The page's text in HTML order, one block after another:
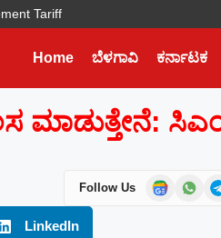
Tariff
Home ಬೆಳಗಾವಿ ಕರ್ನಾಟಕ
ಮಾಡುತ್ತೇನೆ:
Follow Us
LinkedIn
Later
updates, and exclusive
to your WhatsApp.